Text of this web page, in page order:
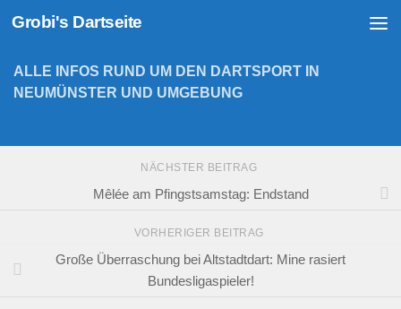
Zum Inhalt springen
Grobi's Dartseite
ALLE INFOS RUND UM DEN DARTSPORT IN
NEUMÜNSTER UND UMGEBUNG
NÄCHSTER BEITRAG
Mêlée am Pfingstsamstag: Endstand
VORHERIGER BEITRAG
Große Überraschung bei Altstadtdart: Mine rasiert
Bundesligaspieler!